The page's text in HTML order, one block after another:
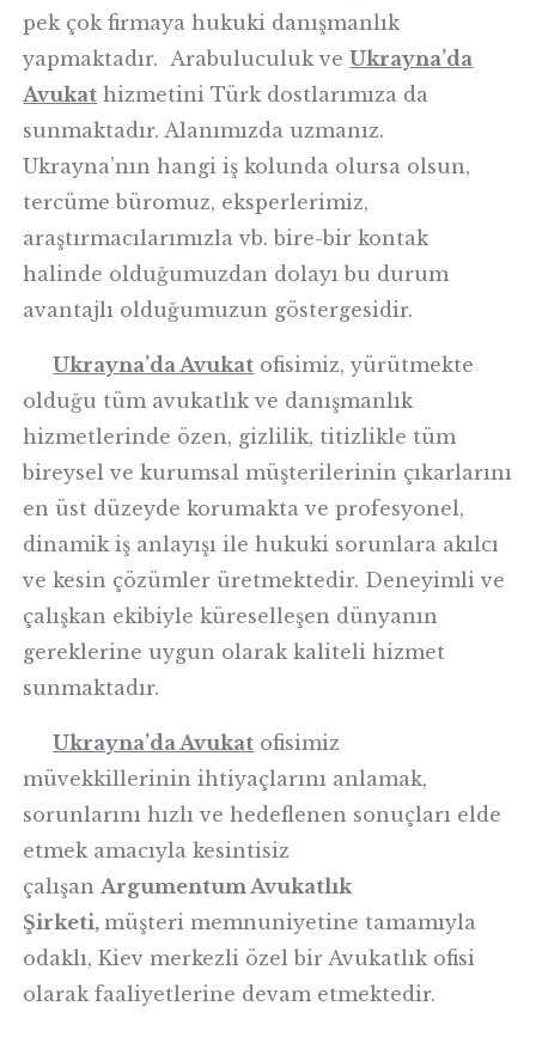
pek çok firmaya hukuki danışmanlık
yapmaktadır. Arabuluculuk veUkrayna’da
Avukat hizmetini Türk dostlarımıza da
sunmaktadır. Alanımızda uzmanız.
Ukrayna’nın hangi iş kolunda olursa olsun,
tercüme büromuz, eksperlerimiz,
araştırmacılarımızla vb. bire-bir kontak
halinde olduğumuzdan dolayı bu durum
avantajlı olduğumuzun göstergesidir.
Ukrayna’da Avukat ofisimiz, yürütmekte
olduğu tüm avukatlık ve danışmanlık
hizmetlerinde özen, gizlilik, titizlikle tüm
bireysel ve kurumsal müşterilerinin çıkarlarını
en üst düzeyde korumakta ve profesyonel,
dinamik iş anlayışı ile hukuki sorunlara akılcı
ve kesin çözümler üretmektedir. Deneyimli ve
çalışkan ekibiyle küreselleşen dünyanın
gereklerine uygun olarak kaliteli hizmet
sunmaktadır.
Ukrayna’da Avukat ofisimiz
müvekkillerinin ihtiyaçlarını anlamak,
sorunlarını hızlı ve hedeflenen sonuçları elde
etmek amacıyla kesintisiz
çalışanArgumentum Avukatlık
Şirketi,müşteri memnuniyetine tamamıyla
odaklı, Kiev merkezli özel bir Avukatlık ofisi
olarak faaliyetlerine devam etmektedir.